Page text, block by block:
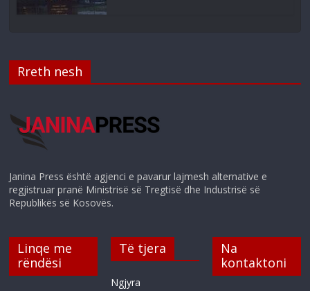
Rreth nesh
Janina Press është agjenci e pavarur lajmesh alternative e
regjistruar pranë Ministrisë së Tregtisë dhe Industrisë së
Republikës së Kosovës.
Linqe me
rëndësi
Të tjera
Ngjyra
Na
kontaktoni